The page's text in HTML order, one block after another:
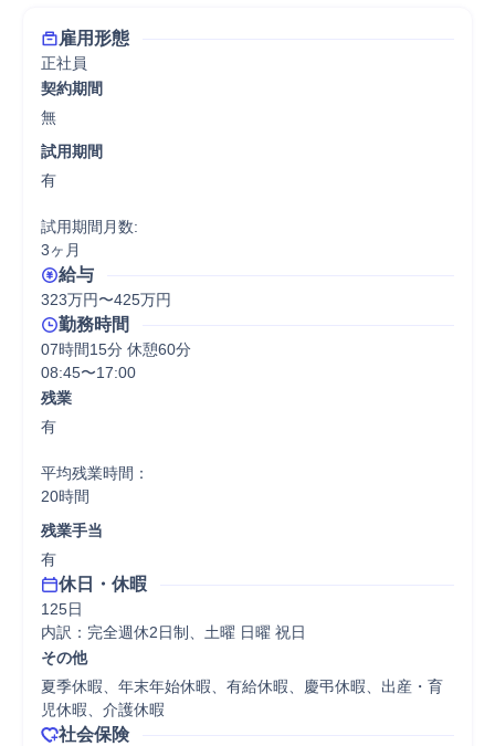
雇用形態
正社員
契約期間
無
試用期間
有
試用期間月数:
3ヶ月
給与
323万円〜425万円
勤務時間
07時間15分 休憩60分
08:45〜17:00
残業
有
平均残業時間：
20時間
残業手当
有
休日・休暇
125日
内訳：完全週休2日制、土曜 日曜 祝日
その他
夏季休暇、年末年始休暇、有給休暇、慶弔休暇、出産・育
児休暇、介護休暇
社会保険